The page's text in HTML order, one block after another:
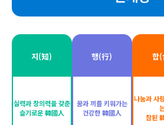
지(知)
실력과 창의력을 갖춘
슬기로운 韓國人
행(行)
꿈과 끼를 키워가는
건강한 韓國人
합
나눔과 사
참된